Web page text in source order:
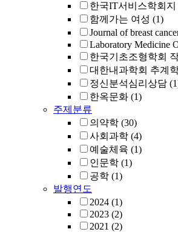
한국IT서비스학회지
함께가는 여성 (1)
Journal of breast
Laboratory Medicine
한국기초조형학회
대한내과학회 추계
정신분석심리상담
한옥문화 (1)
주제분류
의약학 (30)
사회과학 (4)
예술체육 (1)
인문학 (1)
공학 (1)
발행연도
2024 (1)
2023 (2)
2021 (2)